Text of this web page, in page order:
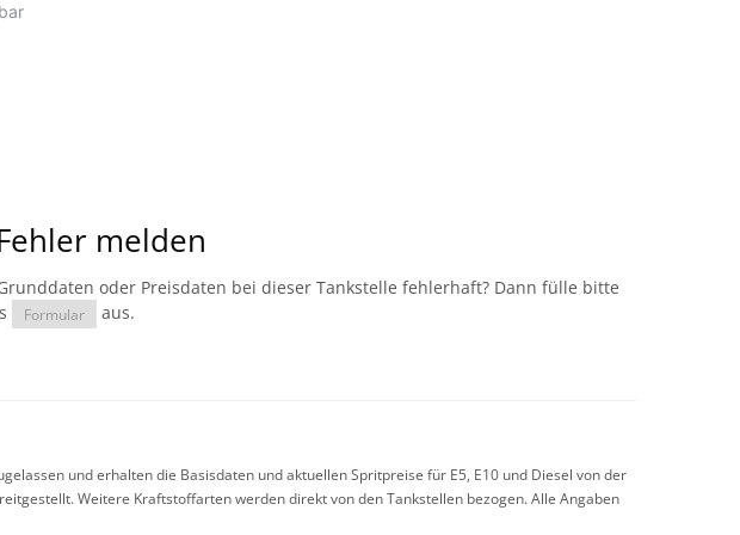
melden
oder Preisdaten bei dieser Tankstelle fehlerhaft? Dann fülle bitte
Formular aus.
und erhalten die Basisdaten und aktuellen Spritpreise für E5, E10 und Diesel von der
Weitere Kraftstoffarten werden direkt von den Tankstellen bezogen. Alle Angaben